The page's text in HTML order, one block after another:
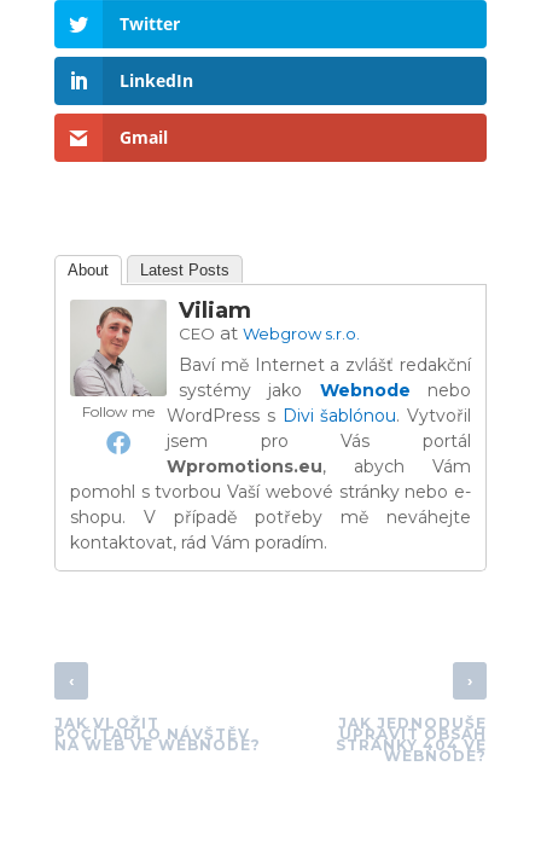
Twitter
LinkedIn
Gmail
About Latest Posts
Follow me
Viliam
CEO at Webgrow s.r.o.
Baví mě Internet a zvlášť redakční
systémy jako Webnode nebo
WordPress s Divi šablónou. Vytvořil
jsem pro Vás portál
Wpromotions.eu, abych Vám
pomohl s tvorbou Vaší webové stránky nebo e-
shopu. V případě potřeby mě neváhejte
kontaktovat, rád Vám poradím.
‹
JAK VLOŽIT
POČÍTADLO NÁVŠTĚV
NA WEB VE WEBNODE?
›
JAK JEDNODUŠE
UPRAVIT OBSAH
STRÁNKY 404 VE
WEBNODE?